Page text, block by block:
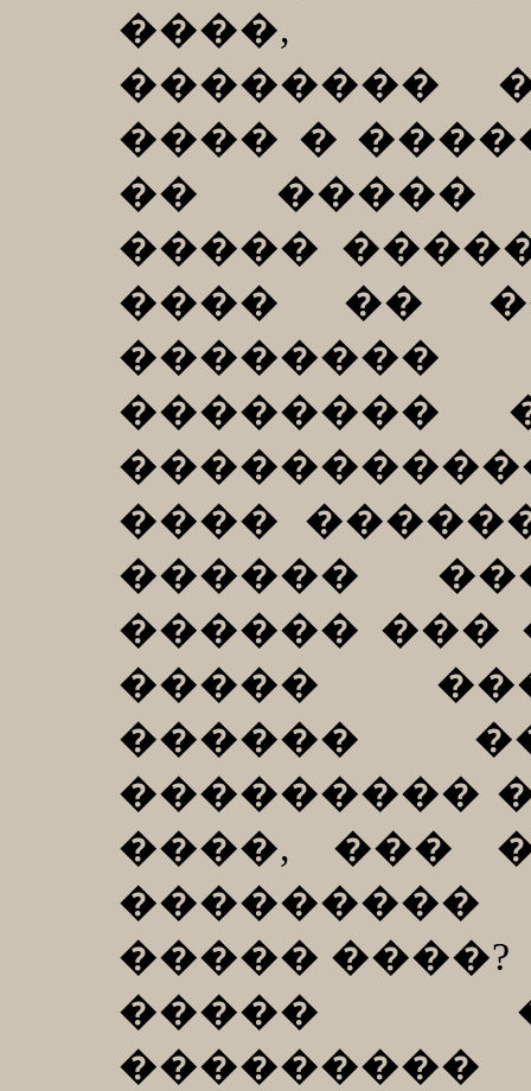
����,
��������
���� �
�� �����
�����
���� ��
����
������
������ ���
�����
������
���������
����, ���
����� ����?
�����